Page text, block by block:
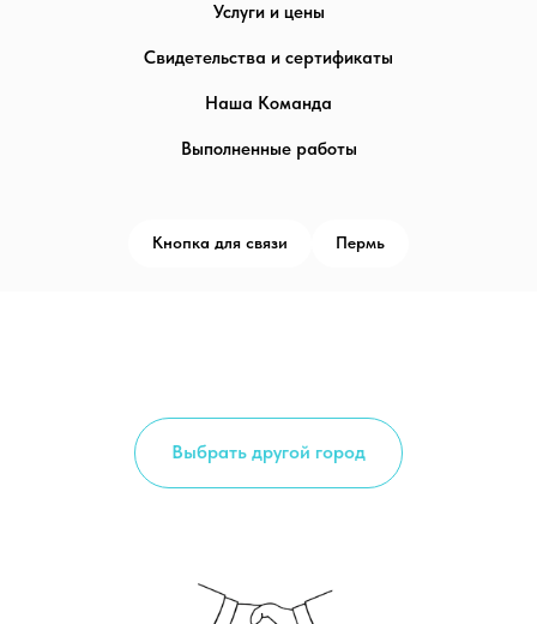
Услуги и цены
Свидетельства и сертификаты
Наша Команда
Выполненные работы
Кнопка для связи Пермь
Выбрать другой город